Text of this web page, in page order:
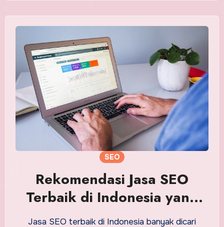
SEO
Rekomendasi Jasa SEO
Terbaik di Indonesia yang
Bisa Dipilih
Jasa SEO terbaik di Indonesia banyak dicari